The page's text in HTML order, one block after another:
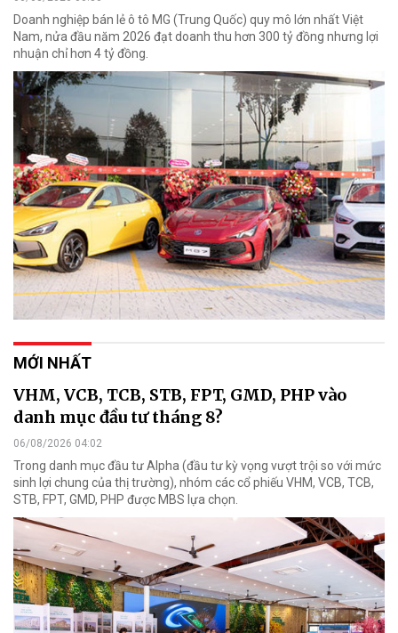
Doanh nghiệp bán lẻ ô tô MG (Trung Quốc) quy mô lớn nhất Việt
Nam, nửa đầu năm 2026 đạt doanh thu hơn 300 tỷ đồng nhưng lợi
nhuận chỉ hơn 4 tỷ đồng.
MỚI NHẤT
VHM, VCB, TCB, STB, FPT, GMD, PHP vào
danh mục đầu tư tháng 8?
06/08/2026 04:02
Trong danh mục đầu tư Alpha (đầu tư kỳ vọng vượt trội so với mức
sinh lợi chung của thị trường), nhóm các cổ phiếu VHM, VCB, TCB,
STB, FPT, GMD, PHP được MBS lựa chọn.